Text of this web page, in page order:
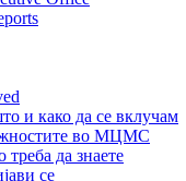
и како да се вклучам
во МЦМС
да знаете
се